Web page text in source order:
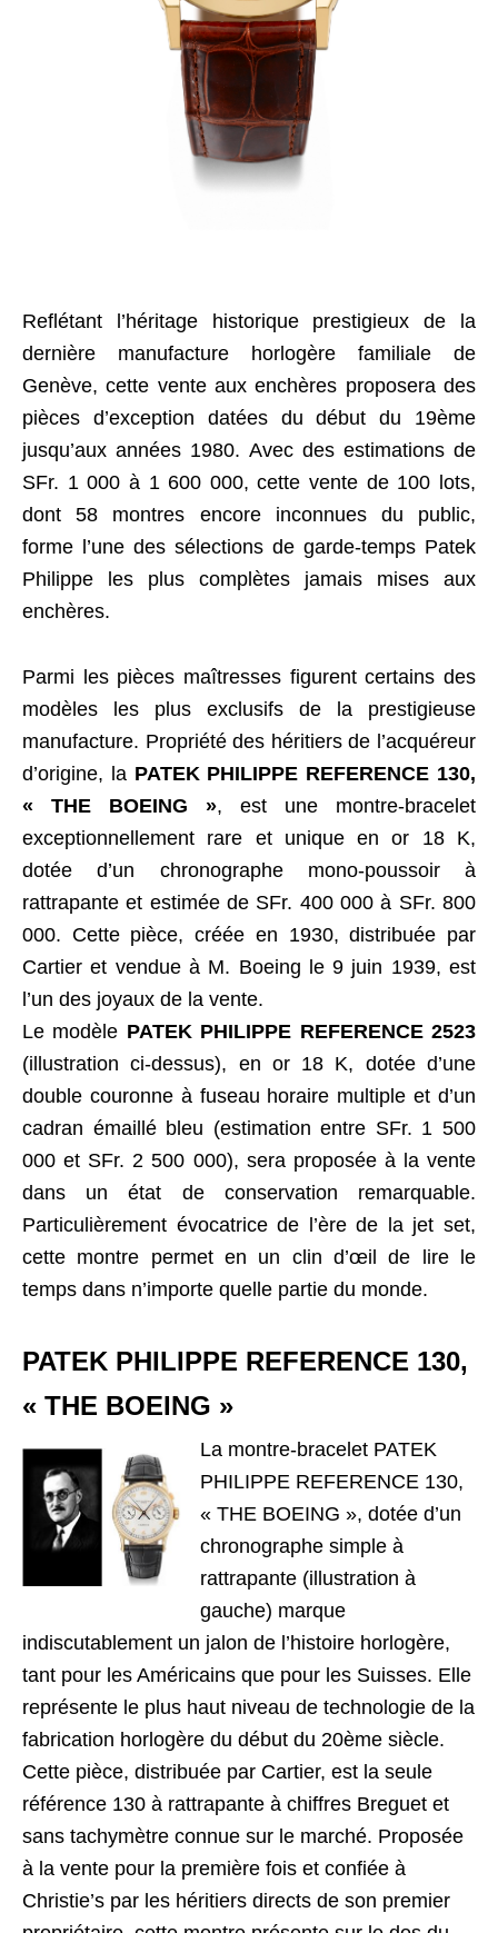
Reflétant l’héritage historique prestigieux de la
dernière manufacture horlogère familiale de
Genève, cette vente aux enchères proposera des
pièces d’exception datées du début du 19ème
jusqu’aux années 1980. Avec des estimations de
SFr. 1 000 à 1 600 000, cette vente de 100 lots,
dont 58 montres encore inconnues du public,
forme l’une des sélections de garde-temps Patek
Philippe les plus complètes jamais mises aux
enchères.
Parmi les pièces maîtresses figurent certains des
modèles les plus exclusifs de la prestigieuse
manufacture. Propriété des héritiers de l’acquéreur
d’origine, la PATEK PHILIPPE REFERENCE 130,
« THE BOEING », est une montre-bracelet
exceptionnellement rare et unique en or 18 K,
dotée d’un chronographe mono-poussoir à
rattrapante et estimée de SFr. 400 000 à SFr. 800
000. Cette pièce, créée en 1930, distribuée par
Cartier et vendue à M. Boeing le 9 juin 1939, est
l’un des joyaux de la vente.
Le modèle PATEK PHILIPPE REFERENCE 2523
(illustration ci-dessus), en or 18 K, dotée d’une
double couronne à fuseau horaire multiple et d’un
cadran émaillé bleu (estimation entre SFr. 1 500
000 et SFr. 2 500 000), sera proposée à la vente
dans un état de conservation remarquable.
Particulièrement évocatrice de l’ère de la jet set,
cette montre permet en un clin d’œil de lire le
temps dans n’importe quelle partie du monde.
PATEK PHILIPPE REFERENCE 130,
« THE BOEING »
La montre-bracelet PATEK
PHILIPPE REFERENCE 130,
« THE BOEING », dotée d’un
chronographe simple à
rattrapante (illustration à
gauche) marque
indiscutablement un jalon de l’histoire horlogère,
tant pour les Américains que pour les Suisses. Elle
représente le plus haut niveau de technologie de la
fabrication horlogère du début du 20ème siècle.
Cette pièce, distribuée par Cartier, est la seule
référence 130 à rattrapante à chiffres Breguet et
sans tachymètre connue sur le marché. Proposée
à la vente pour la première fois et confiée à
Christie’s par les héritiers directs de son premier